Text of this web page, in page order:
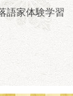
2026
～19:00受付)
語家体験学習